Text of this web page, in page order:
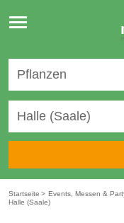
Toggle
navigation
Startseite > Events, Messen &
Halle (Saale)